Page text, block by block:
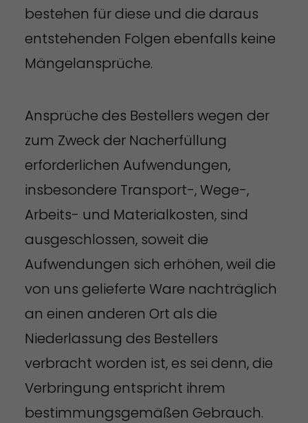
bestehen für diese und die daraus
entstehenden Folgen ebenfalls keine
Mängelansprüche.
Ansprüche des Bestellers wegen der
zum Zweck der Nacherfüllung
erforderlichen Aufwendungen,
insbesondere Transport-, Wege-,
Arbeits- und Materialkosten, sind
ausgeschlossen, soweit die
Aufwendungen sich erhöhen, weil die
von uns gelieferte Ware nachträglich
an einen anderen Ort als die
Niederlassung des Bestellers
verbracht worden ist, es sei denn, die
Verbringung entspricht ihrem
bestimmungsgemäßen Gebrauch.